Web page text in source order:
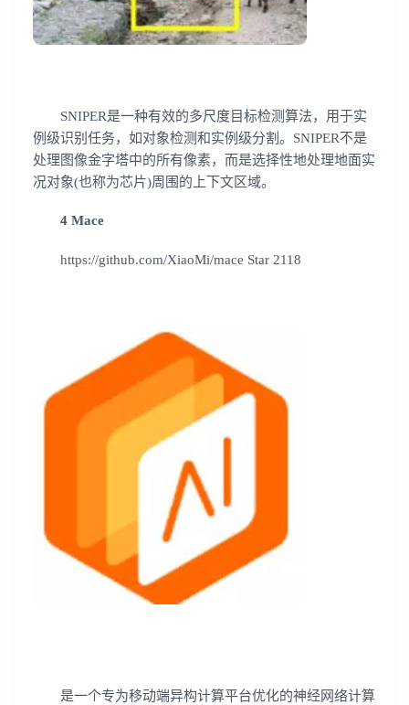
SNIPER是一种有效的多尺度目标检测算法，用于实
例级识别任务，如对象检测和实例级分割。SNIPER不是
处理图像金字塔中的所有像素，而是选择性地处理地面实
况对象(也称为芯片)周围的上下文区域。
4 Mace
https://github.com/XiaoMi/mace Star 2118
是一个专为移动端异构计算平台优化的神经网络计算